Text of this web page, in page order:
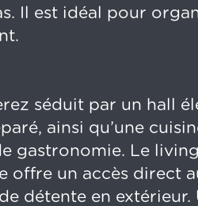
Il est idéal pour
séduit par un hall
ainsi qu’une
gastronomie. Le
offre un accès direct
détente en